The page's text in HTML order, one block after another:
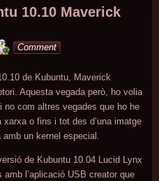
10.10 Maverick
minterior
Comment
de Kubuntu, Maverick
Aquesta vegada però, ho volia
com altres vegades que ho he
o fins i tot des d’una imatge
un kernel especial.
de Kubuntu 10.04 Lucid Lynx
l’aplicació USB creator que